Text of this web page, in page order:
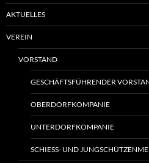
AKTUELLES
VEREIN
VORSTAND
GESCHÄFTSFÜHRENDER
OBERDORFKOMPANIE
UNTERDORFKOMPANIE
SCHIESS- UND